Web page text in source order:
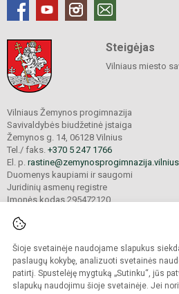
Šioje svetainėje naudojame slapukus
paslaugų kokybę, analizuoti svetainės
patirtį. Spustelėję mygtuką „Sutinku“, jūs
slapukų naudojimu šioje svetainėje. Jei
Steigėjas
Vilniaus miesto
Vilniaus Žemynos progimnazija
Savivaldybės biudžetinė įstaiga
Žemynos g. 14, 06128 Vilnius
Tel./ faks. +370 5 247 1766
El. p.
Duomenys kaupiami ir saugomi
Juridinių asmenų registre
Įmonės kodas 295472120
© 2024. Vilniaus Žemynos
Kopijuoti turinį be raštiško įstaigos
Prieinamumo paraiška